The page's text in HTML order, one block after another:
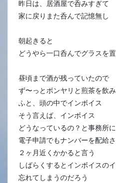
昨日は、居酒屋で呑みすぎて
家に戻りまた呑んで記憶無し
朝起きると
どうやら一口呑んでグラスを
昼頃まで酒が残っていたので
ず〜っとボンヤリと煎茶を飲
ふと、頭の中でインボイス
そう言えば、インボイス
どうなっているの？と事務所
電子申請でもナンバーを配給
２ヶ月近くかかると言う
しばらくするとインボイスの
忘れてしまうのだろう